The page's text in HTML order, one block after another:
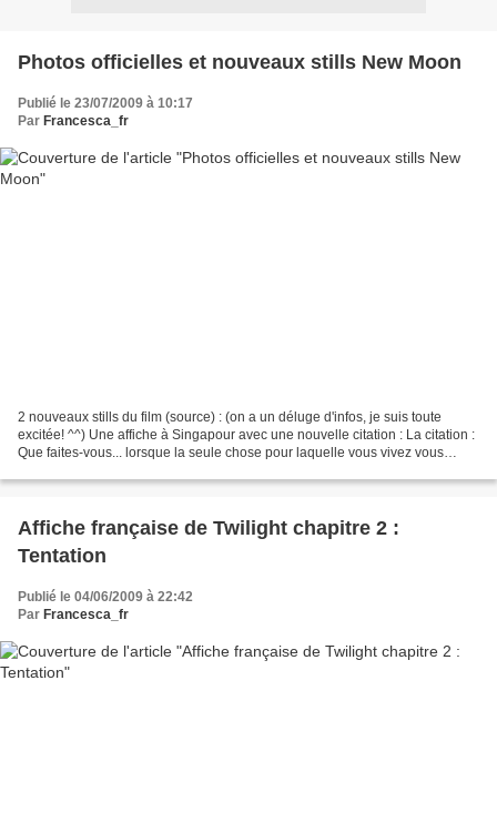
Photos officielles et nouveaux stills New Moon
Publié le 23/07/2009 à 10:17
Par Francesca_fr
2 nouveaux stills du film (source) : (on a un déluge d'infos, je suis toute
excitée! ^^) Une affiche à Singapour avec une nouvelle citation : La citation :
Que faites-vous... lorsque la seule chose pour laquelle vous vivez vous
Affiche française de Twilight chapitre 2 :
Tentation
Publié le 04/06/2009 à 22:42
Par Francesca_fr